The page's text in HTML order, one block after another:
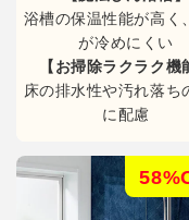
浴槽の保温性能が高く
が冷めにくい
【お掃除ラクラク機
床の排水性や汚れ落ち
に配慮